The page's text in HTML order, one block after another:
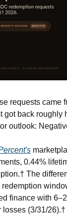
requests came
got back roughly
outlook:
0.44%
The
redemption
finance with
losses (3/31/